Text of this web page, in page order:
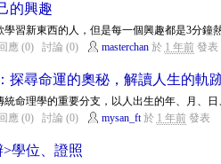
的興趣
習新東西的人，但是每一個興趣都是3分鐘
回應 (0) 討論 (0) masterchan於 1 年前發表
探尋命運的奧秘，解讀人生的軌
統命理學的重要分支，以人出生的年、月、
回應 (0) 討論 (0) mysan_ft於 1 年前發表
學位、證照